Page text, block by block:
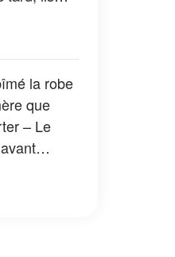
la robe
que
– Le
ne